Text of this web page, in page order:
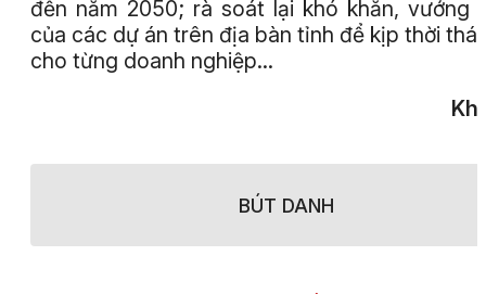
đến năm 2050; rà soát lại khó khăn, vướng
của các dự án trên địa bàn tỉnh để kịp thời
cho từng doanh nghiệp…
BÚT DANH